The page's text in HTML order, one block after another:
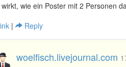
wirkt, wie ein Poster mit 2 Personen
| Reply
woelfisch.livejournal.com